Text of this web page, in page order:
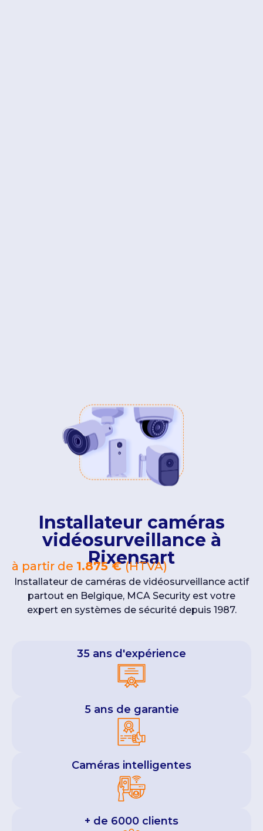
Installateur caméras
vidéosurveillance à
Rixensart
à partir de 1.875 €(HTVA)
Installateur de caméras de vidéosurveillance actif
partout en Belgique, MCA Security est votre
expert en systèmes de sécurité depuis 1987.
35 ans d'expérience
5 ans de garantie
Caméras intelligentes
+ de 6000 clients